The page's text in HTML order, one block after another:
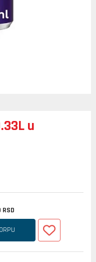
u
RSD